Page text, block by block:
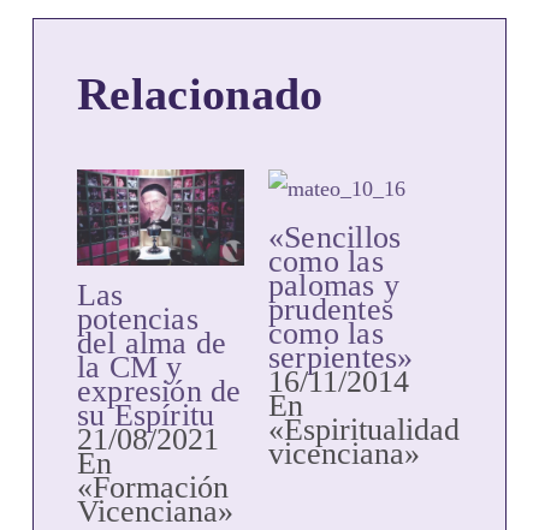
Relacionado
Las
potencias
del alma de
la CM y
expresión de
su Espíritu
21/08/2021
En
«Formación
Vicenciana»
«Sencillos
como las
palomas y
prudentes
como las
serpientes»
16/11/2014
En
«Espiritualidad
vicenciana»